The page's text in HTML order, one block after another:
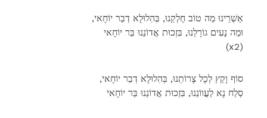
,אַשְׁרֵינוּ מַה טוֹב חֶלְקֵנוּ, בְּהִלוּלָא דְבַר יוֹחָאי
וּמַה נָעִים גוֹרָלֵנוּ, בִּזְכוּת אֲדוֹנֵנוּ בַּר יוֹחָאי
(x2)
,סוֹף וָקֵץ לְכָל צָרוֹתֵנוּ, בְּהִלוּלָא דְבַר יוֹחָאי
סְלַח נָא לַעֲווֹנֵנוּ, בִּזְכוּת אֲדוֹנֵנוּ בַּר יוֹחָאי